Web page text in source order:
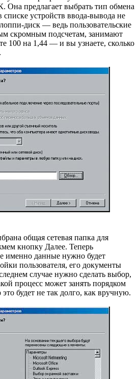
Она предлагает выбрать тип обмена
устройств ввода-вывода не
диск — ведь пользовательские
скромным подсчетам, занимают
100 на 1,44 — и вы узнаете, сколько
общая сетевая папка для
кнопку Далее. Теперь
именно данные нужно будет
пользователя, его документы
случае нужно сделать выбор,
процесс может занять порядком
будет не так долго, как вручную.